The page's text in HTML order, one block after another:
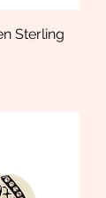
Sterling